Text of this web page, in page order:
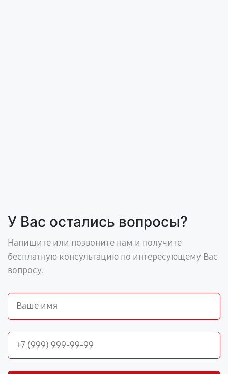
У Вас остались вопросы?
Напишите или позвоните нам и получите
бесплатную консультацию по интересующему Вас
вопросу.